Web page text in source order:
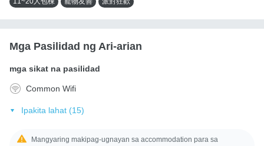
Mga Pasilidad ng Ari-arian
mga sikat na pasilidad
Common Wifi
Ipakita lahat (15)
Mangyaring makipag-ugnayan sa accommodation para sa